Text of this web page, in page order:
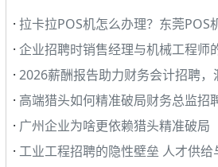
· 拉卡拉POS机怎么办理？东莞POS
· 企业招聘时销售经理与机械工程师
· 2026薪酬报告助力财务会计招聘，洞察
· 高端猎头如何精准破局财务总监招
· 广州企业为啥更依赖猎头精准破局
· 工业工程招聘的隐性壁垒 人才供给与企业